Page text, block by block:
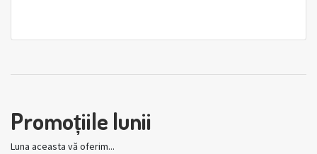
Promoțiile lunii
Luna aceasta vă oferim...